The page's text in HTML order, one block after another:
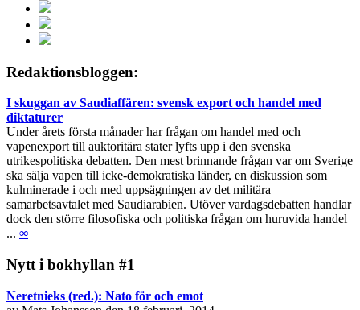
Redaktionsbloggen:
I skuggan av Saudiaffären: svensk export och handel med
diktaturer
Under årets första månader har frågan om handel med och
vapenexport till auktoritära stater lyfts upp i den svenska
utrikespolitiska debatten. Den mest brinnande frågan var om Sverige
ska sälja vapen till icke-demokratiska länder, en diskussion som
kulminerade i och med uppsägningen av det militära
samarbetsavtalet med Saudiarabien. Utöver vardagsdebatten handlar
dock den större filosofiska och politiska frågan om huruvida handel
... ∞
Nytt i bokhyllan #1
Neretnieks (red.): Nato för och emot